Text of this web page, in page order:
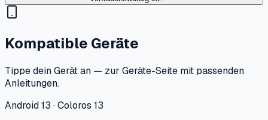
Kompatible Geräte
Tippe dein Gerät an — zur Geräte-Seite mit passenden
Anleitungen.
Android 13 · Coloros 13